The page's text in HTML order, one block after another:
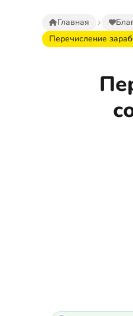
Главная
Перечисление